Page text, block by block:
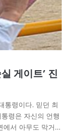
게이트’ 진
통령이다. 믿던 최
령은 자신의 언행
서 아무도 막거나